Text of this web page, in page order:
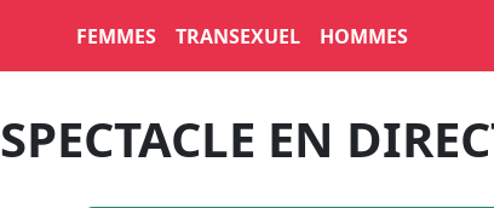
FEMMES TRANSEXUEL HOMMES
SPECTACLE EN